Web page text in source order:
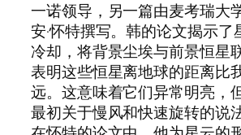
一诺领导，另一篇由麦考瑞大
安·怀特撰写。韩的论文揭示了
冷却，将背景尘埃与前景恒星
表明这些恒星离地球的距离比
远。这意味着它们异常明亮，
最初关于慢风和快速旋转的说法